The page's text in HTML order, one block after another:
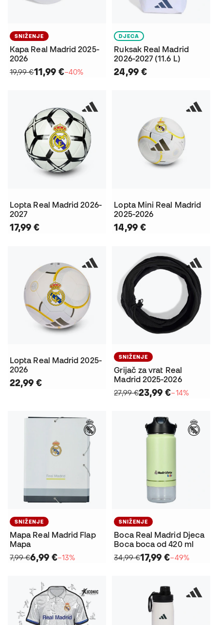
SNIŽENJE
Kapa Real Madrid 2025-
2026
19,99 €11,99 €−40%
DJECA
Ruksak Real Madrid
2026-2027 (11.6 L)
24,99 €
Lopta Real Madrid 2026-
2027
17,99 €
Lopta Mini Real Madrid
2025-2026
14,99 €
Lopta Real Madrid 2025-
2026
22,99 €
SNIŽENJE
Grijač za vrat Real
Madrid 2025-2026
27,99 €23,99 €−14%
SNIŽENJE
Mapa Real Madrid Flap
Mapa
7,99 €6,99 €−13%
SNIŽENJE
Boca Real Madrid Djeca
Boca boca od 420 ml
34,99 €17,99 €−49%